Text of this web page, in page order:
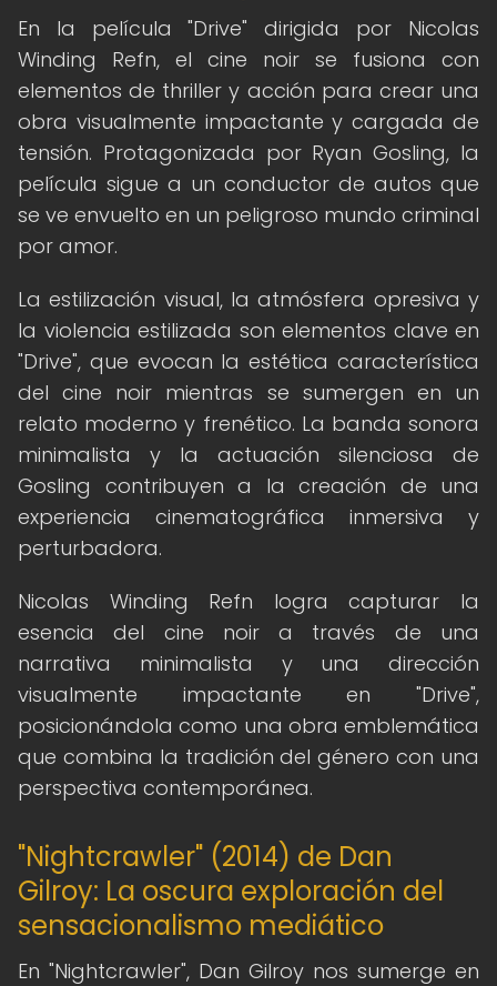
En la película "Drive" dirigida por Nicolas
Winding Refn, el cine noir se fusiona con
elementos de thriller y acción para crear una
obra visualmente impactante y cargada de
tensión. Protagonizada por Ryan Gosling, la
película sigue a un conductor de autos que
se ve envuelto en un peligroso mundo criminal
por amor.
La estilización visual, la atmósfera opresiva y
la violencia estilizada son elementos clave en
"Drive", que evocan la estética característica
del cine noir mientras se sumergen en un
relato moderno y frenético. La banda sonora
minimalista y la actuación silenciosa de
Gosling contribuyen a la creación de una
experiencia cinematográfica inmersiva y
perturbadora.
Nicolas Winding Refn logra capturar la
esencia del cine noir a través de una
narrativa minimalista y una dirección
visualmente impactante en "Drive",
posicionándola como una obra emblemática
que combina la tradición del género con una
perspectiva contemporánea.
"Nightcrawler" (2014) de Dan
Gilroy: La oscura exploración del
sensacionalismo mediático
En "Nightcrawler", Dan Gilroy nos sumerge en